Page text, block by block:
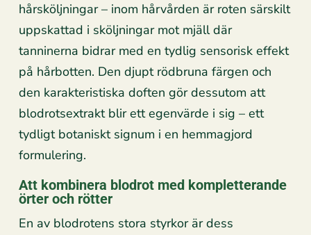
hårsköljningar – inom hårvården är roten särskilt
uppskattad i sköljningar mot mjäll där
tanninerna bidrar med en tydlig sensorisk effekt
på hårbotten. Den djupt rödbruna färgen och
den karakteristiska doften gör dessutom att
blodrotsextrakt blir ett egenvärde i sig – ett
tydligt botaniskt signum i en hemmagjord
formulering.
Att kombinera blodrot med kompletterande
örter och rötter
En av blodrotens stora styrkor är dess